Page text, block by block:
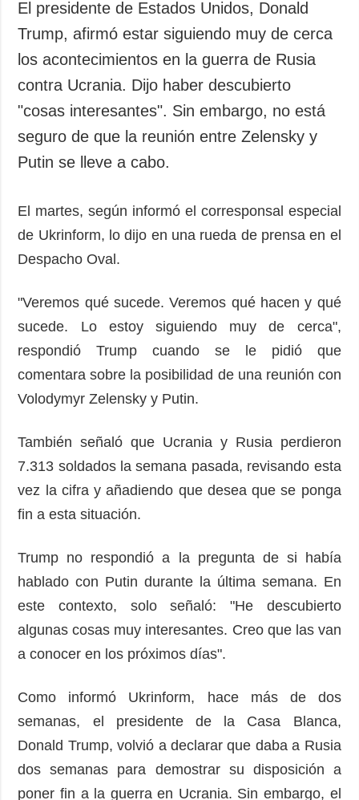
El presidente de Estados Unidos, Donald
Trump, afirmó estar siguiendo muy de cerca
los acontecimientos en la guerra de Rusia
contra Ucrania. Dijo haber descubierto
"cosas interesantes". Sin embargo, no está
seguro de que la reunión entre Zelensky y
Putin se lleve a cabo.
El martes, según informó el corresponsal especial
de Ukrinform, lo dijo en una rueda de prensa en el
Despacho Oval.
"Veremos qué sucede. Veremos qué hacen y qué
sucede. Lo estoy siguiendo muy de cerca",
respondió Trump cuando se le pidió que
comentara sobre la posibilidad de una reunión con
Volodymyr Zelensky y Putin.
También señaló que Ucrania y Rusia perdieron
7.313 soldados la semana pasada, revisando esta
vez la cifra y añadiendo que desea que se ponga
fin a esta situación.
Trump no respondió a la pregunta de si había
hablado con Putin durante la última semana. En
este contexto, solo señaló: "He descubierto
algunas cosas muy interesantes. Creo que las van
a conocer en los próximos días".
Como informó Ukrinform, hace más de dos
semanas, el presidente de la Casa Blanca,
Donald Trump, volvió a declarar que daba a Rusia
dos semanas para demostrar su disposición a
poner fin a la guerra en Ucrania. Sin embargo, el